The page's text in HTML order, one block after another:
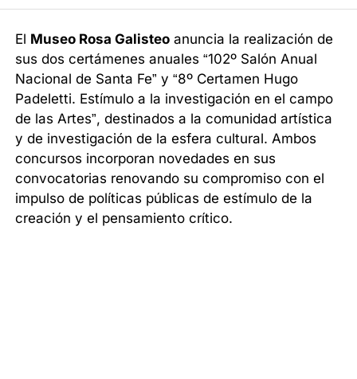
El Museo Rosa Galisteo anuncia la realización de
sus dos certámenes anuales “102º Salón Anual
Nacional de Santa Fe” y “8º Certamen Hugo
Padeletti. Estímulo a la investigación en el campo
de las Artes”, destinados a la comunidad artística
y de investigación de la esfera cultural. Ambos
concursos incorporan novedades en sus
convocatorias renovando su compromiso con el
impulso de políticas públicas de estímulo de la
creación y el pensamiento crítico.